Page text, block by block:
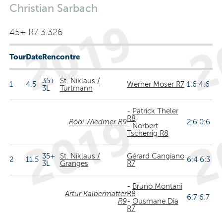
Christian Sarbach
45+ R7 3.326
TourDateRencontre
1 4.5
35+
3L
St. Niklaus /
Turtmann
Werner Moser R7 1:6 4:6
Röbi Wiedmer R9
- Patrick Theler
R8
- Norbert
Tscherrig R8
2:6 0:6
2 11.5 35+
3L
St. Niklaus /
Granges
Gérard Cangiano
R7
6:4 6:3
Artur Kalbermatter
R9
- Bruno Montani
R8
- Ousmane Dia
R7
6:7 6:7